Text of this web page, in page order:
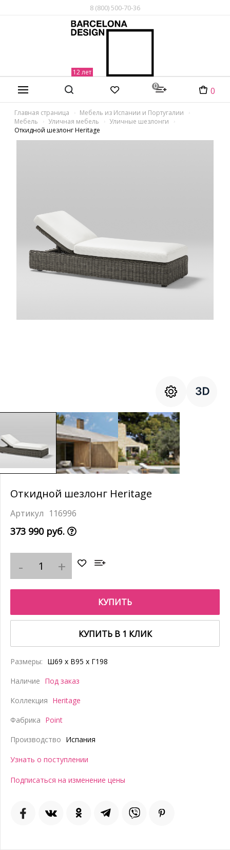
8 (800) 500-70-36
0 0
Главная страница
Мебель из Испании и Португалии
Мебель
Уличная мебель
Уличные шезлонги
Откидной шезлонг Heritage
Откидной шезлонг Heritage
116996
373 990 руб.
КУПИТЬ
КУПИТЬ В 1 КЛИК
Размеры: Ш69 x В95 x Г198
Наличие Под заказ
Коллекция Heritage
Фабрика Point
Производство Испания
Узнать о поступлении
Подписаться на изменение цены